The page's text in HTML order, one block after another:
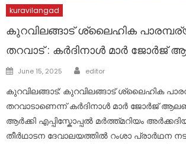
kuravilangad
കുറവിലങ്ങാട് ശ്ലൈഹിക
തറവാട് : കർദിനാൾ മാർ ജോർജ്
Posted
June 15, 2025 Author
editor
കുറവിലങ്ങാട്: കുറവിലങ്ങാട് ശ്ലൈഹിക
തറവാടാണെന്ന് കർദിനാൾ മാർ ജോർജ്
ആർക്കി എപ്പിസ്കോപ്പൽ മർത്ത്മറിയം
തീർഥാടന ദേവാലയത്തിൽ റംശാ പ്രാർഥന